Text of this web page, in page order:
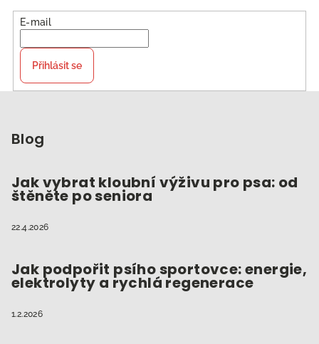
E-mail
Přihlásit se
Blog
Jak vybrat kloubní výživu pro psa: od
štěněte po seniora
22.4.2026
Jak podpořit psího sportovce: energie,
elektrolyty a rychlá regenerace
1.2.2026